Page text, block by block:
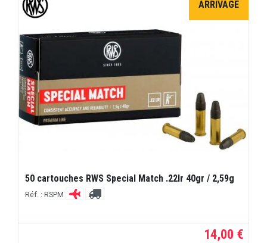
ARRIVAGE
50 cartouches RWS Special Match .22lr 40gr / 2,59g
Réf. : RSPM
14,00 €